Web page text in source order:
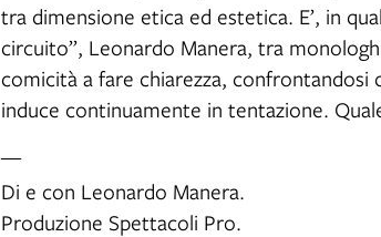
tra dimensione etica ed estetica. E’, in
circuito”, Leonardo Manera, tra
comicità a fare chiarezza,
induce continuamente in tentazione.
Di e con Leonardo Manera.
Produzione Spettacoli Pro.